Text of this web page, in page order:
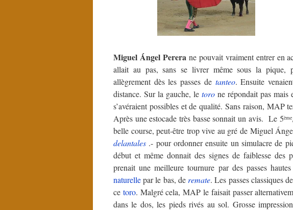
Miguel Ángel Perera ne pouvait vraiment entrer en
allait au pas, sans se livrer même sous la pique,
allègrement dès les passes de tanteo. Ensuite
distance. Sur la gauche, le toro ne répondait pas mais
s’avéraient possibles et de qualité. Sans raison, MAP
Après une estocade très basse sonnait un avis. Le 5ème
belle course, peut-être trop vive au gré de Miguel
delantales .- pour ordonner ensuite un simulacre de
début et même donnait des signes de faiblesse des
prenait une meilleure tournure par des passes
naturellepar le bas, de remate. Les passes classiques
ce toro. Malgré cela, MAP le faisait passer
dans le dos, les pieds rivés au sol. Grosse